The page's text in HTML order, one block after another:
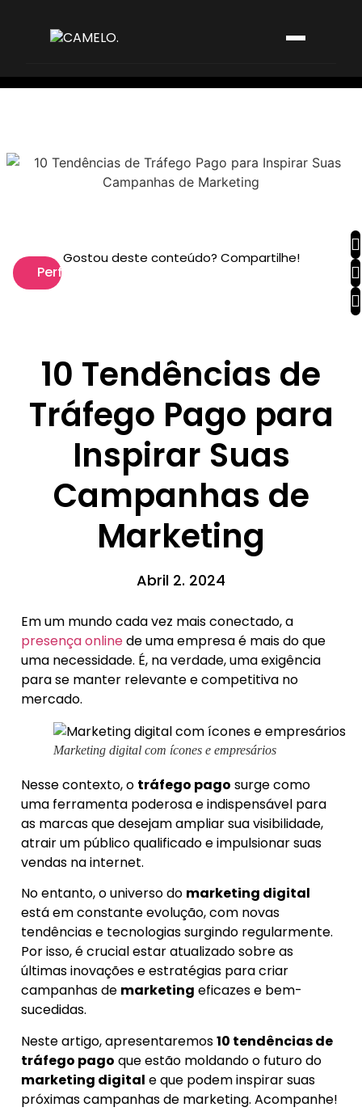
Performance
Gostou deste conteúdo? Compartilhe!
10 Tendências de
Tráfego Pago para
Inspirar Suas
Campanhas de
Marketing
Abril 2. 2024
Em um mundo cada vez mais conectado, a
presença onlinede uma empresa é mais do que
uma necessidade. É, na verdade, uma exigência
para se manter relevante e competitiva no
mercado.
Marketing digital com ícones e empresários
Nesse contexto, o tráfego pago surge como
uma ferramenta poderosa e indispensável para
as marcas que desejam ampliar sua visibilidade,
atrair um público qualificado e impulsionar suas
vendas na internet.
No entanto, o universo do marketing digital
está em constante evolução, com novas
tendências e tecnologias surgindo regularmente.
Por isso, é crucial estar atualizado sobre as
últimas inovações e estratégias para criar
campanhas de marketing eficazes e bem-
sucedidas.
Neste artigo, apresentaremos10 tendências de
tráfego pago que estão moldando o futuro do
marketing digital e que podem inspirar suas
próximas campanhas de marketing. Acompanhe!